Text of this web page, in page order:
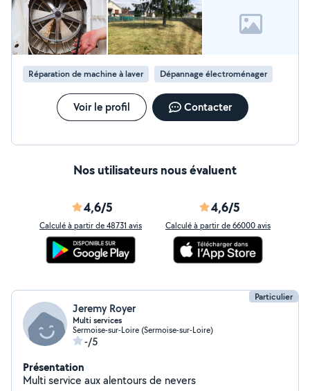
Réparation de machine à laver Dépannage électroménager
Voir le profil Contacter
Nos utilisateurs nous évaluent
4,6/5
Calculé à partir de 48731 avis
4,6/5
Calculé à partir de 66000 avis
Particulier
Jeremy Royer
Multi services
Sermoise-sur-Loire (Sermoise-sur-Loire)
-/5
Présentation
Multi service aux alentours de nevers